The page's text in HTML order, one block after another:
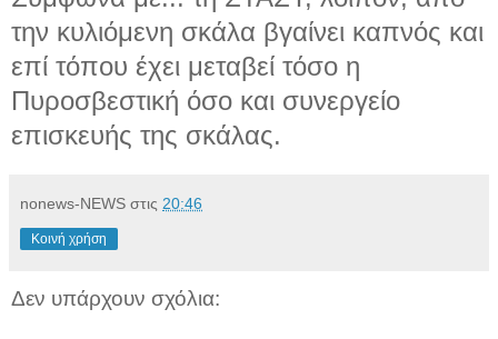
την κυλιόμενη σκάλα βγαίνει καπνός και
επί τόπου έχει μεταβεί τόσο η
Πυροσβεστική όσο και συνεργείο
επισκευής της σκάλας.
nonews-NEWS στις 20:46
Κοινή χρήση
Δεν υπάρχουν σχόλια: